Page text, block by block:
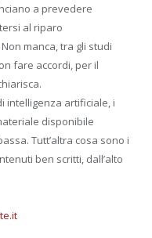
a prevedere
al riparo
manca, tra gli studi
fare accordi, per il
intelligenza artificiale, i
disponibile
Tutt’altra cosa sono i
ben scritti, dall’alto